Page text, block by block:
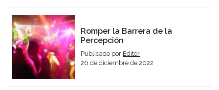
Romper la Barrera de la
Percepción
Publicado por Editor
26 de diciembre de 2022